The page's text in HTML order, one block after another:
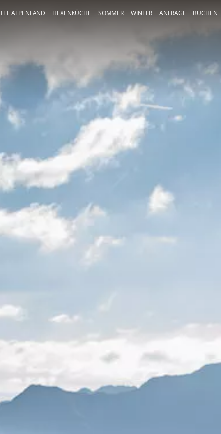
ALPENLAND HEXENKÜCHE SOMMER WINTER ANFRAGE BUCHEN